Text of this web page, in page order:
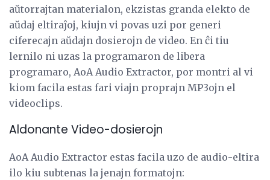
aŭtorrajtan materialon, ekzistas granda elekto de
aŭdaj eltiraĵoj, kiujn vi povas uzi por generi
ciferecajn aŭdajn dosierojn de video. En ĉi tiu
lernilo ni uzas la programaron de libera
programaro, AoA Audio Extractor, por montri al vi
kiom facila estas fari viajn proprajn MP3ojn el
videoclips.
Aldonante Video-dosierojn
AoA Audio Extractor estas facila uzo de audio-eltira
ilo kiu subtenas la jenajn formatojn: